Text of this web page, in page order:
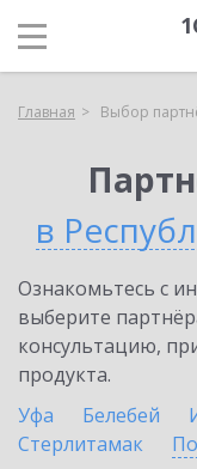
Главная Выбор
в
Ознакомьтесь с
выберите
консультацию,
продукта.
Уфа
Белебей
Стерлитамак